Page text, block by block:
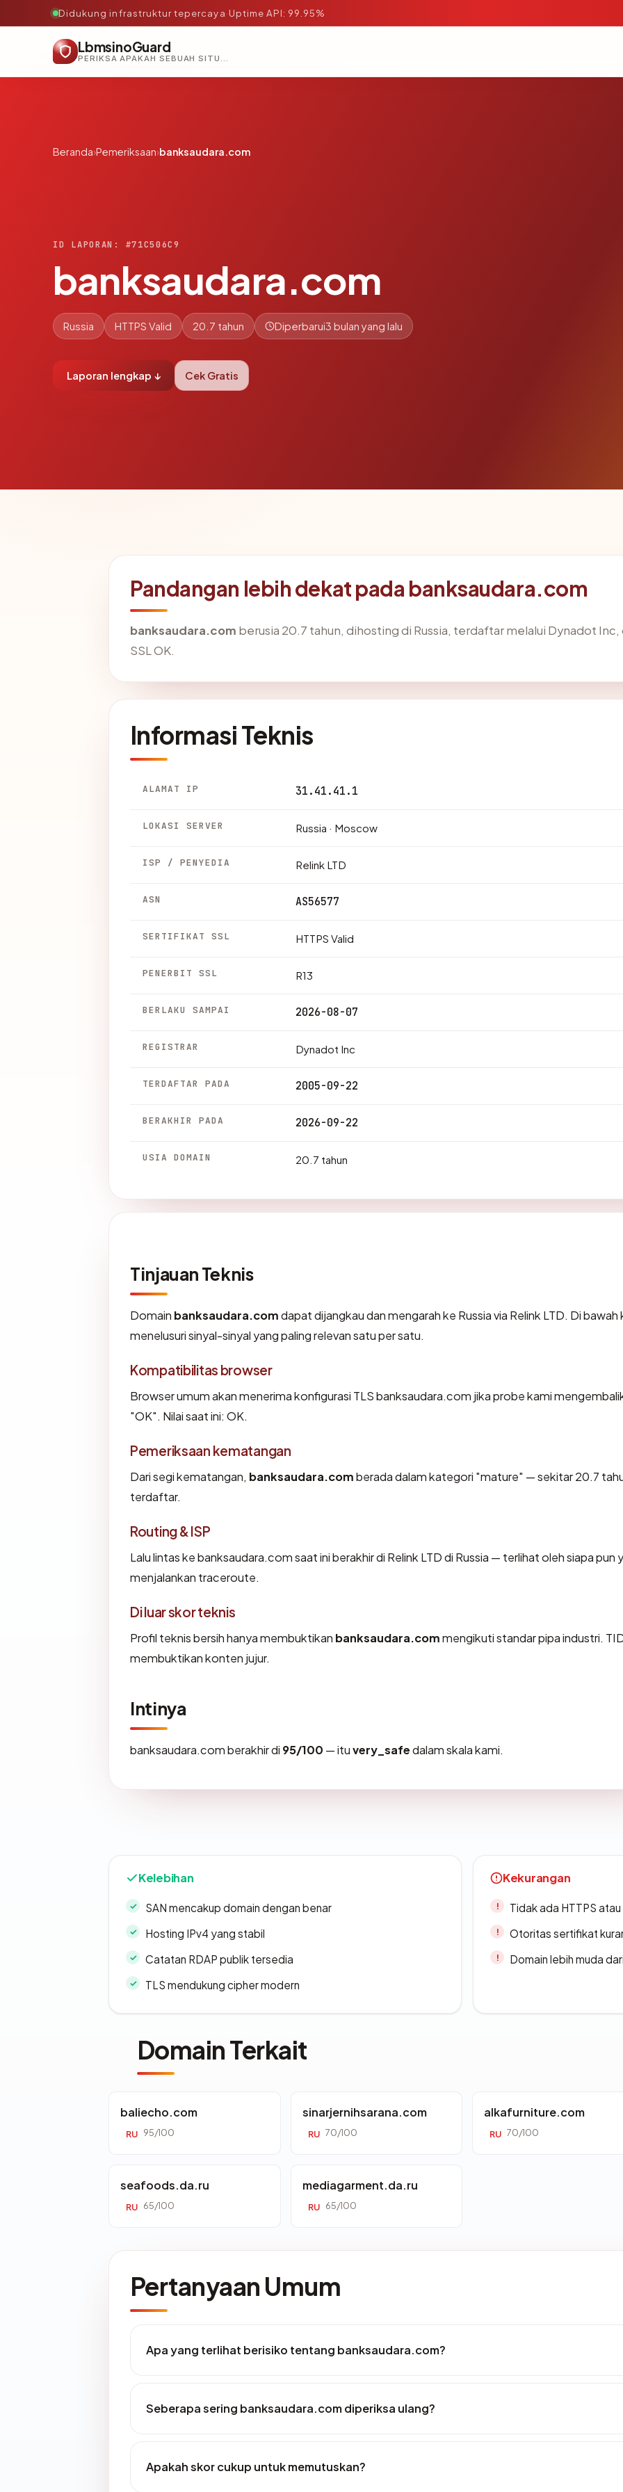
Didukung infrastruktur tepercaya·Uptime API: 99.95%
LbmsinoGuard
PERIKSA APAKAH SEBUAH SITUS AMAN, TEPERCAYA, DAN TERVERIFIKASI DALAM HITUNGAN DETIK.
Beranda›Pemeriksaan›banksaudara.com
ID LAPORAN: #71C506C9
banksaudara.com
Russia HTTPS Valid 20.7 tahun Diperbarui3 bulan yang lalu
Laporan lengkap ↓ Cek Gratis
Pandangan lebih dekat pada banksaudara.com
banksaudara.com berusia 20.7 tahun, dihosting di Russia, terdaftar melalui Dynadot Inc,
SSL OK.
Informasi Teknis
ALAMAT IP 31.41.41.1
LOKASI SERVER Russia · Moscow
ISP / PENYEDIA Relink LTD
ASN AS56577
SERTIFIKAT SSL HTTPS Valid
PENERBIT SSL R13
BERLAKU SAMPAI 2026-08-07
REGISTRAR Dynadot Inc
TERDAFTAR PADA 2005-09-22
BERAKHIR PADA 2026-09-22
USIA DOMAIN 20.7 tahun
Tinjauan Teknis
Domain banksaudara.comdapat dijangkau dan mengarah ke Russia via Relink LTD. Di bawah
menelusuri sinyal-sinyal yang paling relevan satu per satu.
Kompatibilitas browser
Browser umum akan menerima konfigurasi TLS banksaudara.com jika probe kami
"OK". Nilai saat ini: OK.
Pemeriksaan kematangan
Dari segi kematangan, banksaudara.comberada dalam kategori "mature" — sekitar 20.7
terdaftar.
Routing & ISP
Lalu lintas ke banksaudara.com saat ini berakhir di Relink LTD di Russia — terlihat oleh siapa pun
menjalankan traceroute.
Di luar skor teknis
Profil teknis bersih hanya membuktikan banksaudara.commengikuti standar pipa industri.
membuktikan konten jujur.
Intinya
banksaudara.com berakhir di 95/100 — ituvery_safedalam skala kami.
Kelebihan
SAN mencakup domain dengan benar
Hosting IPv4 yang stabil
Catatan RDAP publik tersedia
TLS mendukung cipher modern
Kekurangan
Tidak ada HTTPS
Otoritas sertifikat
Domain lebih muda
Domain Terkait
baliecho.com
RU 95/100
sinarjernihsarana.com
RU 70/100
alkafurniture.com
RU 70/100
seafoods.da.ru
RU 65/100
mediagarment.da.ru
RU 65/100
Pertanyaan Umum
Apa yang terlihat berisiko tentang banksaudara.com?
Seberapa sering banksaudara.com diperiksa ulang?
Apakah skor cukup untuk memutuskan?